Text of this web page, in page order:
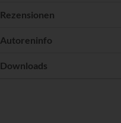
Rezensionen
Autoreninfo
Downloads